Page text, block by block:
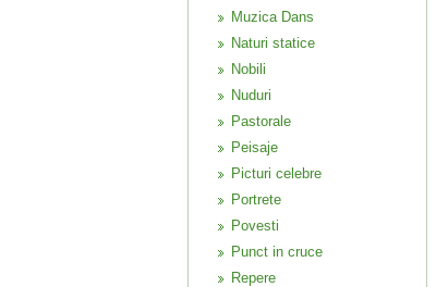
Muzica Dans
Naturi statice
Nobili
Nuduri
Pastorale
Peisaje
Picturi celebre
Portrete
Povesti
Punct in cruce
Repere